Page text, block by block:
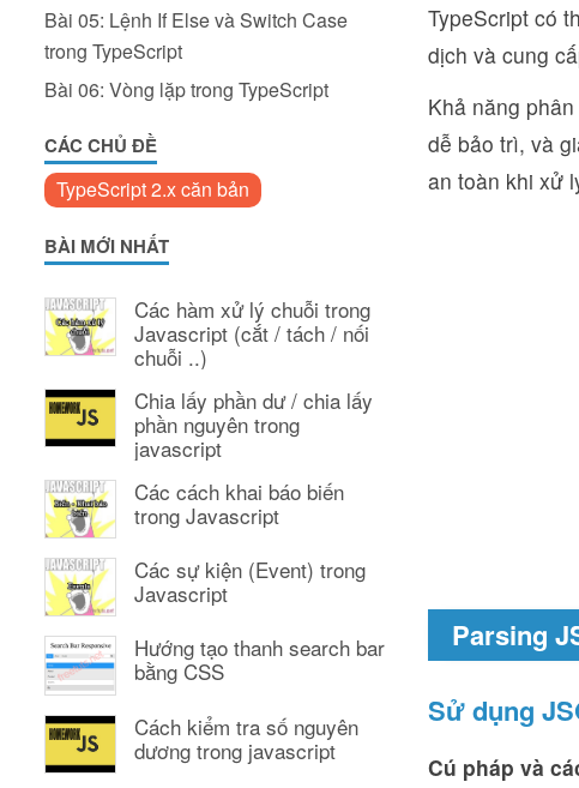
Bài 05: Lệnh If Else và Switch Case
trong TypeScript
Bài 06: Vòng lặp trong TypeScript
CÁC CHỦ ĐỀ
TypeScript 2.x căn bản
BÀI MỚI NHẤT
Các hàm xử lý chuỗi trong
Javascript (cắt / tách / nối
chuỗi ..)
Chia lấy phần dư / chia lấy
phần nguyên trong
javascript
Các cách khai báo biến
trong Javascript
Các sự kiện (Event) trong
Javascript
Hướng tạo thanh search bar
bằng CSS
Cách kiểm tra số nguyên
dương trong javascript
TypeScript có
dịch và cung
Khả năng
dễ bảo trì, và
an toàn khi xử
Parsing
Sử dụng
Cú pháp và